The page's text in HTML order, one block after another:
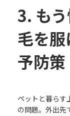
3. も
毛を
予防策
ペットと暮らす
の問題。外出先